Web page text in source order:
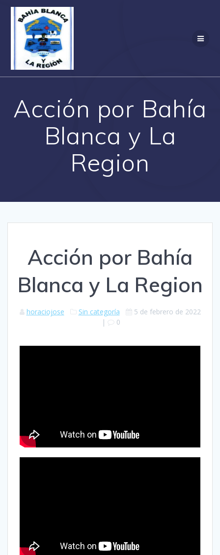
Acción por Bahía
Blanca y La
Region
Acción por Bahía
Blanca y La Region
horaciojose Sin categoría
5 de febrero de 2022
|
0